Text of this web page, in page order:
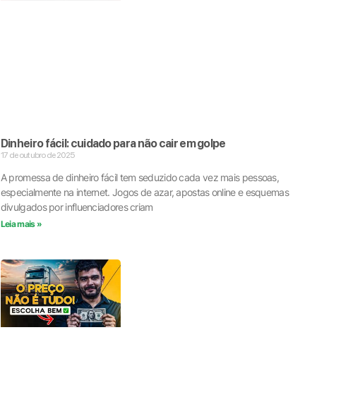
Dinheiro fácil: cuidado para não cair em golpe
17 de outubro de 2025
A promessa de dinheiro fácil tem seduzido cada vez mais pessoas,
especialmente na internet. Jogos de azar, apostas online e esquemas
divulgados por influenciadores criam
Leia mais »